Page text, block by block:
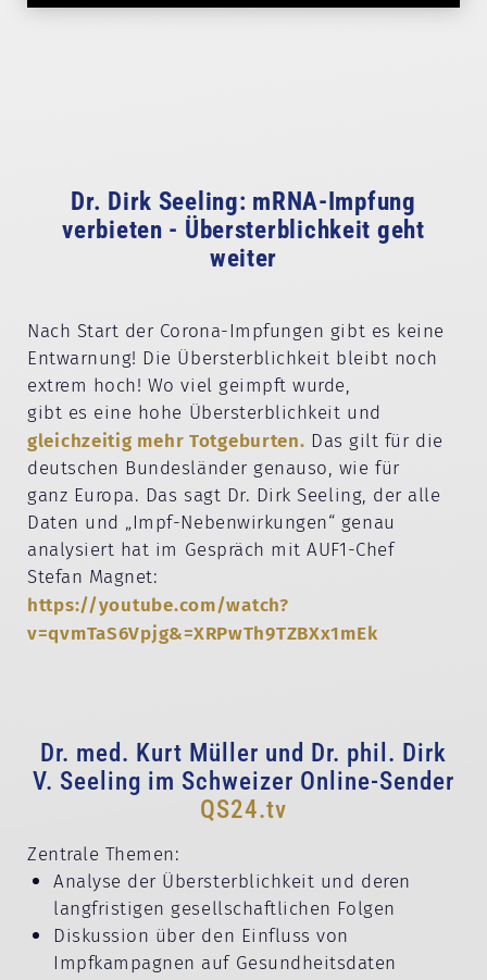
Dr. Dirk Seeling: mRNA-Impfung
verbieten - Übersterblichkeit geht
weiter
Nach Start der Corona-Impfungen gibt es keine
Entwarnung! Die Übersterblichkeit bleibt noch
extrem hoch! Wo viel geimpft wurde,
gibt es eine hohe Übersterblichkeit und
gleichzeitig mehr Totgeburten. Das gilt für die
deutschen Bundesländer genauso, wie für
ganz Europa. Das sagt Dr. Dirk Seeling, der alle
Daten und „Impf-Nebenwirkungen“ genau
analysiert hat im Gespräch mit AUF1-Chef
Stefan Magnet:
https://youtube.com/watch?
v=qvmTaS6Vpjg&=XRPwTh9TZBXx1mEk
Dr. med. Kurt Müller und Dr. phil. Dirk
V. Seeling im Schweizer Online-Sender
QS24.tv
Zentrale Themen:
Analyse der Übersterblichkeit und deren
langfristigen gesellschaftlichen Folgen
Diskussion über den Einfluss von
Impfkampagnen auf Gesundheitsdaten